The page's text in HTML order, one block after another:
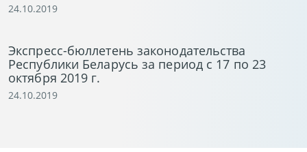
24.10.2019
Экспресс-бюллетень законодательства
Республики Беларусь за период с 17 по 23
октября 2019 г.
24.10.2019